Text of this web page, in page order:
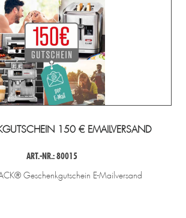
150 € EMAILVERSAND
ART.-NR.: 80015
Geschenkgutschein E-Mailversand